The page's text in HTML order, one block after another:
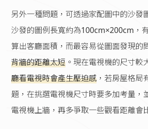
另外一種問題，可透過家配圖中的沙發
沙發的圖例長寬約為100cm×200cm，
算出客廳面積，而最容易從圖面發現的
背牆的距離太短 。現在電視機的尺寸較
廳看電視時會產生壓迫感 ，若房屋格局
題，在挑選電視機尺寸時要多加考量，
電視機上牆，再多爭取一些觀看距離會